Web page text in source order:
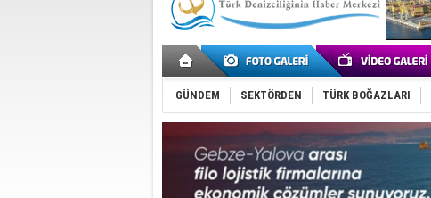
GÜNDEM SEKTÖRDEN TÜRK BOĞAZLARI